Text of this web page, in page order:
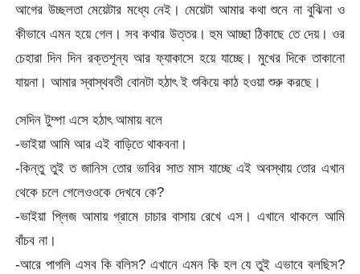
আগের উচ্ছলতা মেয়েটার মধ্যে নেই। মেয়েটা আমার কথা শুনে না বুঝিনা ও
কীভাবে এমন হয়ে গেল। সব কথার উত্তর। হুম আচ্ছা ঠিকাছে তে দেয়। ওর
চেহারা দিন দিন রক্তশূন্য আর ফ্যাকাসে হয়ে যাচ্ছে। মুখের দিকে তাকানো
যায়না। আমার স্বাস্থবতী বোনটা হঠাৎ ই শুকিয়ে কাঠ হওয়া শুরু করছে।
সেদিন টুম্পা এসে হঠাৎ আমায় বলে
-ভাইয়া আমি আর এই বাড়িতে থাকবনা।
-কিন্তু তুই ত জানিস তোর ভাবির সাত মাস যাচ্ছে এই অবস্থায় তোর এখান
থেকে চলে গেলেওওকে দেখবে কে?
-ভাইয়া প্লিজ আমায় গ্রামে চাচার বাসায় রেখে এস। এখানে থাকলে আমি
বাঁচব না।
-আরে পাগলি এসব কি বলিস? এখানে এমন কি হল যে তুই এভাবে বলছিস?